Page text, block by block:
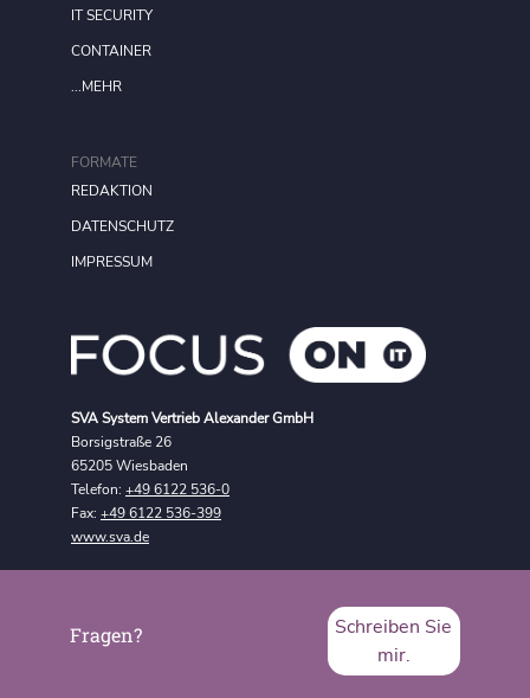
Fragen?
Schreiben Sie
mir.
SVA System Vertrieb Alexander GmbH
Borsigstraße 26
65205 Wiesbaden
Telefon: +49 6122 536-0
Fax: +49 6122 536-399
www.sva.de
FORMATE
REDAKTION
DATENSCHUTZ
IMPRESSUM
IT SECURITY
CONTAINER
...MEHR